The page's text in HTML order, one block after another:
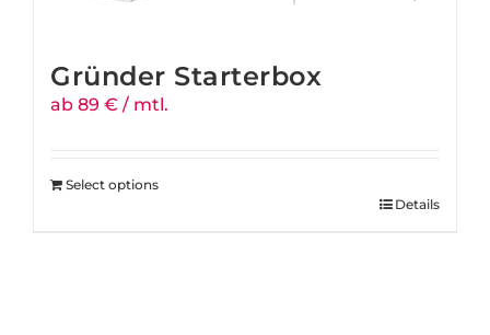
Gründer Starterbox
ab 89 € / mtl.
Select options
Details